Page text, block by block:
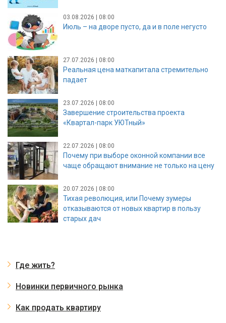
03.08.2026 | 08:00
Июль – на дворе пусто, да и в поле негусто
27.07.2026 | 08:00
Реальная цена маткапитала стремительно
падает
23.07.2026 | 08:00
Завершение строительства проекта
«Квартал-парк УЮТный»
22.07.2026 | 08:00
Почему при выборе оконной компании все
чаще обращают внимание не только на цену
20.07.2026 | 08:00
Тихая революция, или Почему зумеры
отказываются от новых квартир в пользу
старых дач
Где жить?
Новинки первичного рынка
Как продать квартиру